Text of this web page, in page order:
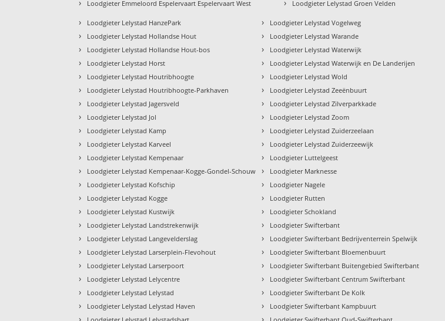
› Loodgieter Emmeloord Espelervaart Espelervaart West › Loodgieter Lelystad Groen Velden
› Loodgieter Lelystad HanzePark
› Loodgieter Lelystad Hollandse Hout
› Loodgieter Lelystad Hollandse Hout-bos
› Loodgieter Lelystad Horst
› Loodgieter Lelystad Houtribhoogte
› Loodgieter Lelystad Houtribhoogte-Parkhaven
› Loodgieter Lelystad Jagersveld
› Loodgieter Lelystad Jol
› Loodgieter Lelystad Kamp
› Loodgieter Lelystad Karveel
› Loodgieter Lelystad Kempenaar
› Loodgieter Lelystad Kempenaar-Kogge-Gondel-Schouw
› Loodgieter Lelystad Kofschip
› Loodgieter Lelystad Kogge
› Loodgieter Lelystad Kustwijk
› Loodgieter Lelystad Landstrekenwijk
› Loodgieter Lelystad Langevelderslag
› Loodgieter Lelystad Larserplein-Flevohout
› Loodgieter Lelystad Larserpoort
› Loodgieter Lelystad Lelycentre
› Loodgieter Lelystad Lelystad
› Loodgieter Lelystad Lelystad Haven
›
› Loodgieter Lelystad Vogelweg
› Loodgieter Lelystad Warande
› Loodgieter Lelystad Waterwijk
› Loodgieter Lelystad Waterwijk en De Landerijen
› Loodgieter Lelystad Wold
› Loodgieter Lelystad Zeeënbuurt
› Loodgieter Lelystad Zilverparkkade
› Loodgieter Lelystad Zoom
› Loodgieter Lelystad Zuiderzeelaan
› Loodgieter Lelystad Zuiderzeewijk
› Loodgieter Luttelgeest
› Loodgieter Marknesse
› Loodgieter Nagele
› Loodgieter Rutten
› Loodgieter Schokland
› Loodgieter Swifterbant
› Loodgieter Swifterbant Bedrijventerrein Spelwijk
› Loodgieter Swifterbant Bloemenbuurt
› Loodgieter Swifterbant Buitengebied Swifterbant
› Loodgieter Swifterbant Centrum Swifterbant
› Loodgieter Swifterbant De Kolk
› Loodgieter Swifterbant Kampbuurt
›